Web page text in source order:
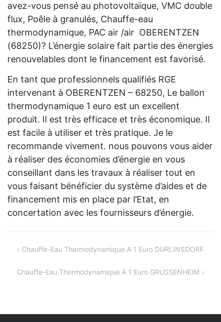
avez-vous pensé au photovoltaïque, VMC double
flux, Poêle à granulés, Chauffe-eau
thermodynamique, PAC air /air OBERENTZEN
(68250)? L’énergie solaire fait partie des énergies
renouvelables dont le financement est favorisé.
En tant que professionnels qualifiés RGE
intervenant à OBERENTZEN – 68250, Le ballon
thermodynamique 1 euro est un excellent
produit. Il est très efficace et très économique. Il
est facile à utiliser et très pratique. Je le
recommande vivement. nous pouvons vous aider
à réaliser des économies d’énergie en vous
conseillant dans les travaux à réaliser tout en
vous faisant bénéficier du système d’aides et de
financement mis en place par l’Etat, en
concertation avec les fournisseurs d’énergie.
Navigation
Chauffe-Eau Thermodynamique A 1 Euro DURLINSDORF
Chauffe-Eau Thermodynamique A 1 Euro GRUSSENHEIM